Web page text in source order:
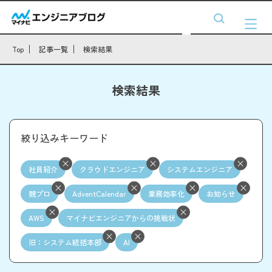
Top 記事一覧 検索結果
検索結果
絞り込みキーワード
社員紹介 クラウドエンジニア システムエンジニア
競プロ AdventCalendar 業務効率化 お知らせ
AWS マイナビエンジニアからの挑戦状
旧：システム統括本部 AI